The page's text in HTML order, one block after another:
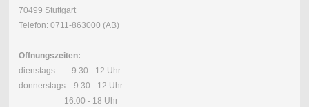
70499 Stuttgart
Telefon: 0711-863000 (AB)
Öffnungszeiten:
dienstags: 9.30 - 12 Uhr
donnerstags: 9.30 - 12 Uhr
16.00 - 18 Uhr